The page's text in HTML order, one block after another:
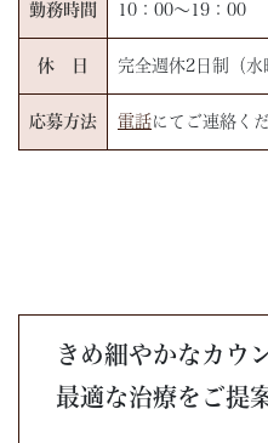
勤務時間 10：00～19：00
休 日 完全週休2日制（
応募方法 電話にてご連絡く
きめ細やかなカウ
最適な治療をご提